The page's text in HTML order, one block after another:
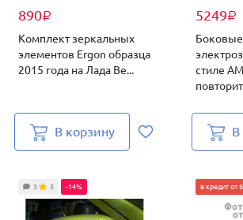
890₽
Комплект зеркальных
элементов Ergon образца
2015 года на Лада Ве...
В корзину
5249₽
Боковые
стиле
В
3 5 -14% в кредит от